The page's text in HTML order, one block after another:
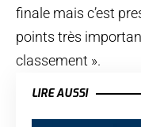
finale mais c’est
points très
classement ».
LIRE AUSSI